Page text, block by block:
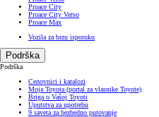
Proace City
Proace City Verso
Proace Max
Vozila za brzu isporuku
Podrška
Podrška
Cenovnici i katalozi
Moja Toyota (portal za vlasnike Toyote)
Briga o Vašoj Toyoti
Uputstva za upotrebu
9 saveta za bezbedno putovanje